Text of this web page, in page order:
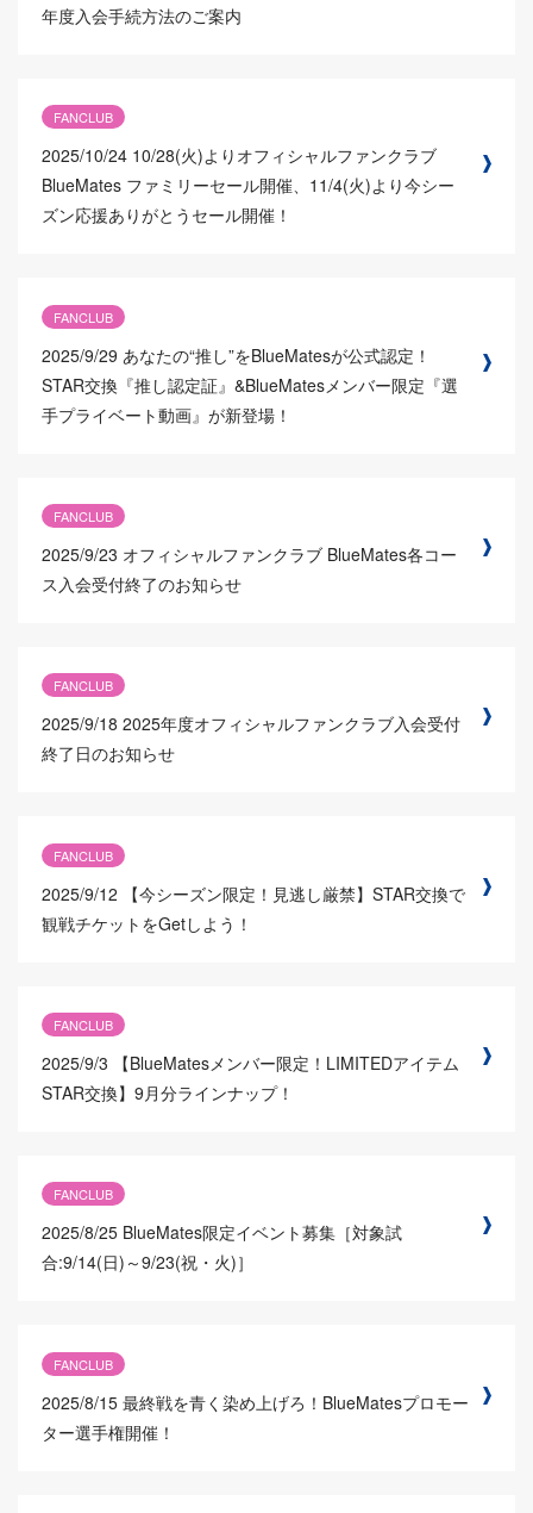
年度入会手続方法のご案内
FANCLUB
2025/10/24 10/28(火)よりオフィシャルファンクラブ
BlueMates ファミリーセール開催、11/4(火)より今シー
ズン応援ありがとうセール開催！
FANCLUB
2025/9/29 あなたの“推し”をBlueMatesが公式認定！
STAR交換『推し認定証』&BlueMatesメンバー限定『選
手プライベート動画』が新登場！
FANCLUB
2025/9/23 オフィシャルファンクラブ BlueMates各コー
ス入会受付終了のお知らせ
FANCLUB
2025/9/18 2025年度オフィシャルファンクラブ入会受付
終了日のお知らせ
FANCLUB
2025/9/12
【今シーズン限定！見逃し厳禁】STAR交換で
観戦チケットをGetしよう！
FANCLUB
2025/9/3
【BlueMatesメンバー限定！LIMITEDアイテム
STAR交換】9月分ラインナップ！
FANCLUB
2025/8/25 BlueMates限定イベント募集［対象試
合:9/14(日)～9/23(祝・火)］
FANCLUB
2025/8/15 最終戦を青く染め上げろ！BlueMatesプロモー
ター選手権開催！